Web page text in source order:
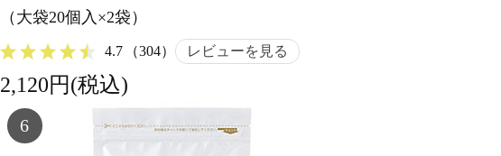
（大袋20個入×2袋）
4.7 （304） レビューを見る
2,120円(税込)
6